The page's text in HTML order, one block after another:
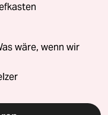
wäre, wenn wir